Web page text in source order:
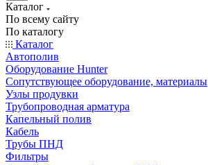
Каталог
По всему сайту
По каталогу
Каталог
Автополив
Оборудование Hunter
Сопутствующее оборудование, материалы
Узлы продувки
Трубопроводная арматура
Капельный полив
Кабель
Трубы ПНД
Фильтры